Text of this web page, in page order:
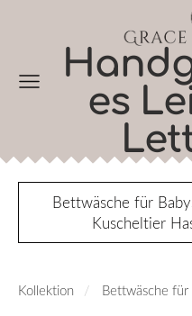
es
Bettwäsche für
Kuscheltier
Kollektion Bettwäsche